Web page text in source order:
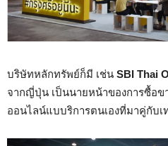
บริษัทหลักทรัพย์ก็มี เช่น SBI Thai
จากญี่ปุ่น เป็นนายหน้าของการซื้อ
ออนไลน์แบบริการตนเองที่มาคู่กับ